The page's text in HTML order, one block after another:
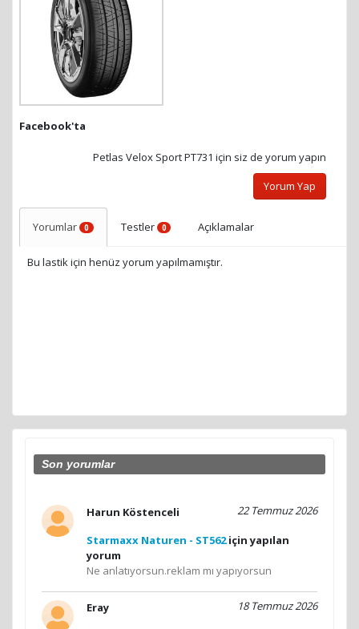
Facebook'ta
Petlas Velox Sport PT731 için siz de yorum yapın
Yorum Yap
Yorumlar 0 Testler 0 Açıklamalar
Bu lastik için henüz yorum yapılmamıştır.
Son yorumlar
22 Temmuz 2026
Harun Köstenceli
Starmaxx Naturen - ST562için yapılan
yorum
Ne anlatıyorsun.reklam mı yapıyorsun
18 Temmuz 2026
Eray